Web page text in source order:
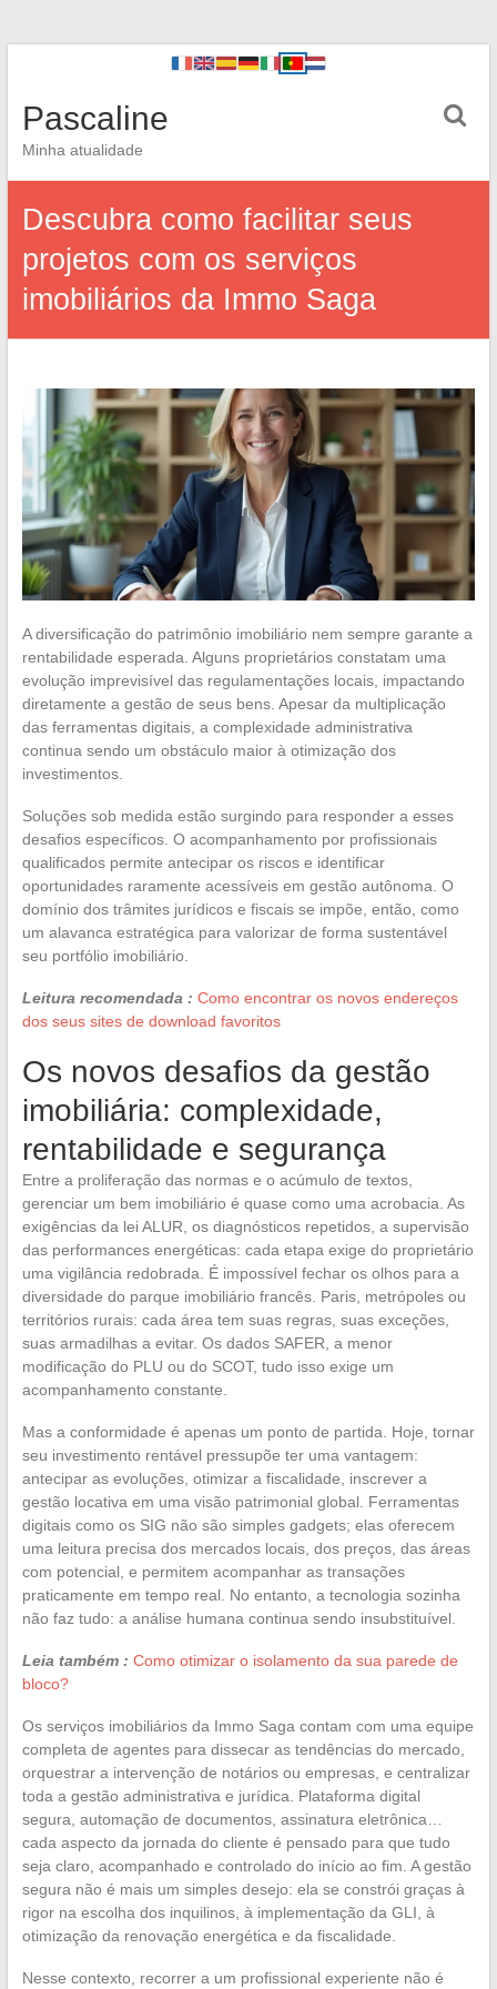
Pascaline
Minha atualidade
Descubra como facilitar seus
projetos com os serviços
imobiliários da Immo Saga
A diversificação do patrimônio imobiliário nem sempre garante a
rentabilidade esperada. Alguns proprietários constatam uma
evolução imprevisível das regulamentações locais, impactando
diretamente a gestão de seus bens. Apesar da multiplicação
das ferramentas digitais, a complexidade administrativa
continua sendo um obstáculo maior à otimização dos
investimentos.
Soluções sob medida estão surgindo para responder a esses
desafios específicos. O acompanhamento por profissionais
qualificados permite antecipar os riscos e identificar
oportunidades raramente acessíveis em gestão autônoma. O
domínio dos trâmites jurídicos e fiscais se impõe, então, como
um alavanca estratégica para valorizar de forma sustentável
seu portfólio imobiliário.
Leitura recomendada : Como encontrar os novos endereços
dos seus sites de download favoritos
Os novos desafios da gestão
imobiliária: complexidade,
rentabilidade e segurança
Entre a proliferação das normas e o acúmulo de textos,
gerenciar um bem imobiliário é quase como uma acrobacia. As
exigências da lei ALUR, os diagnósticos repetidos, a supervisão
das performances energéticas: cada etapa exige do proprietário
uma vigilância redobrada. É impossível fechar os olhos para a
diversidade do parque imobiliário francês. Paris, metrópoles ou
territórios rurais: cada área tem suas regras, suas exceções,
suas armadilhas a evitar. Os dados SAFER, a menor
modificação do PLU ou do SCOT, tudo isso exige um
acompanhamento constante.
Mas a conformidade é apenas um ponto de partida. Hoje, tornar
seu investimento rentável pressupõe ter uma vantagem:
antecipar as evoluções, otimizar a fiscalidade, inscrever a
gestão locativa em uma visão patrimonial global. Ferramentas
digitais como os SIG não são simples gadgets; elas oferecem
uma leitura precisa dos mercados locais, dos preços, das áreas
com potencial, e permitem acompanhar as transações
praticamente em tempo real. No entanto, a tecnologia sozinha
não faz tudo: a análise humana continua sendo insubstituível.
Leia também : Como otimizar o isolamento da sua parede de
bloco?
Os serviços imobiliários da Immo Saga contam com uma equipe
completa de agentes para dissecar as tendências do mercado,
orquestrar a intervenção de notários ou empresas, e centralizar
toda a gestão administrativa e jurídica. Plataforma digital
segura, automação de documentos, assinatura eletrônica…
cada aspecto da jornada do cliente é pensado para que tudo
seja claro, acompanhado e controlado do início ao fim. A gestão
segura não é mais um simples desejo: ela se constrói graças à
rigor na escolha dos inquilinos, à implementação da GLI, à
otimização da renovação energética e da fiscalidade.
Nesse contexto, recorrer a um profissional experiente não é